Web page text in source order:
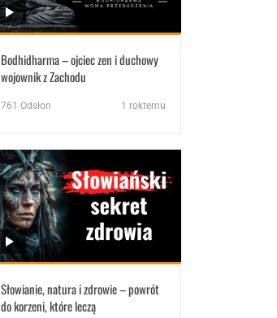
Bodhidharma – ojciec zen i duchowy
wojownik z Zachodu
761 Odsłon 1 roktemu
Słowianie, natura i zdrowie – powrót
do korzeni, które leczą